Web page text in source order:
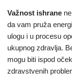
Važnost ishrane
da vam pruža
ulogu i u procesu
ukupnog zdravlja.
mogu biti ispod
zdravstvenih